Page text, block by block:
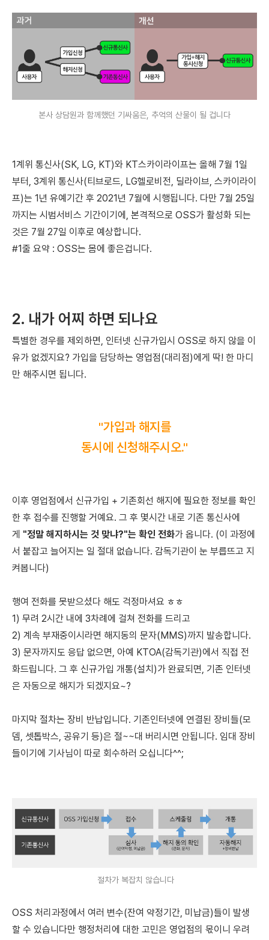
본사 상담원과 함께했던 기싸움은, 추억의 산물이 될 겁니다
1계위 통신사(SK, LG, KT)와 KT스카이라이프는 올해 7월 1일
부터, 3계위 통신사(티브로드, LG헬로비전, 딜라이브, 스카이라이
프)는 1년 유예기간 후 2021년 7월에 시행됩니다. 다만 7월 25일
까지는 시범서비스 기간이기에, 본격적으로 OSS가 활성화 되는
것은 7월 27일 이후로 예상합니다.
#1줄 요약 : OSS는 몸에 좋은겁니다.
2. 내가 어찌 하면 되나요
특별한 경우를 제외하면, 인터넷 신규가입시 OSS로 하지 않을 이
유가 없겠지요? 가입을 담당하는 영업점(대리점)에게 딱! 한 마디
만 해주시면 됩니다.
"가입과 해지를
동시에 신청해주시오."
이후 영업점에서 신규가입 + 기존회선 해지에 필요한 정보를 확인
한 후 접수를 진행할 거예요. 그 후 몇시간 내로 기존 통신사에
게 "정말 해지하시는 것 맞냐?"는 확인 전화가 옵니다. (이 과정에
서 붙잡고 늘어지는 일 절대 없습니다. 감독기관이 눈 부릅뜨고 지
켜봅니다)
행여 전화를 못받으셨다 해도 걱정마셔요 ㅎㅎ
1) 무려 2시간 내에 3차례에 걸쳐 전화를 드리고
2) 계속 부재중이시라면 해지동의 문자(MMS)까지 발송합니다.
3) 문자까지도 응답 없으면, 아예 KTOA(감독기관)에서 직접 전
화드립니다. 그 후 신규가입 개통(설치)가 완료되면, 기존 인터넷
은 자동으로 해지가 되겠지요~?
마지막 절차는 장비 반납입니다. 기존인터넷에 연결된 장비들(모
뎀, 셋톱박스, 공유기 등)은 절~~대 버리시면 안됩니다. 임대 장비
들이기에 기사님이 따로 회수하러 오십니다^^;
절차가 복잡치 않습니다
OSS 처리과정에서 여러 변수(잔여 약정기간, 미납금)들이 발생
할 수 있습니다만 행정처리에 대한 고민은 영업점의 몫이니 우려